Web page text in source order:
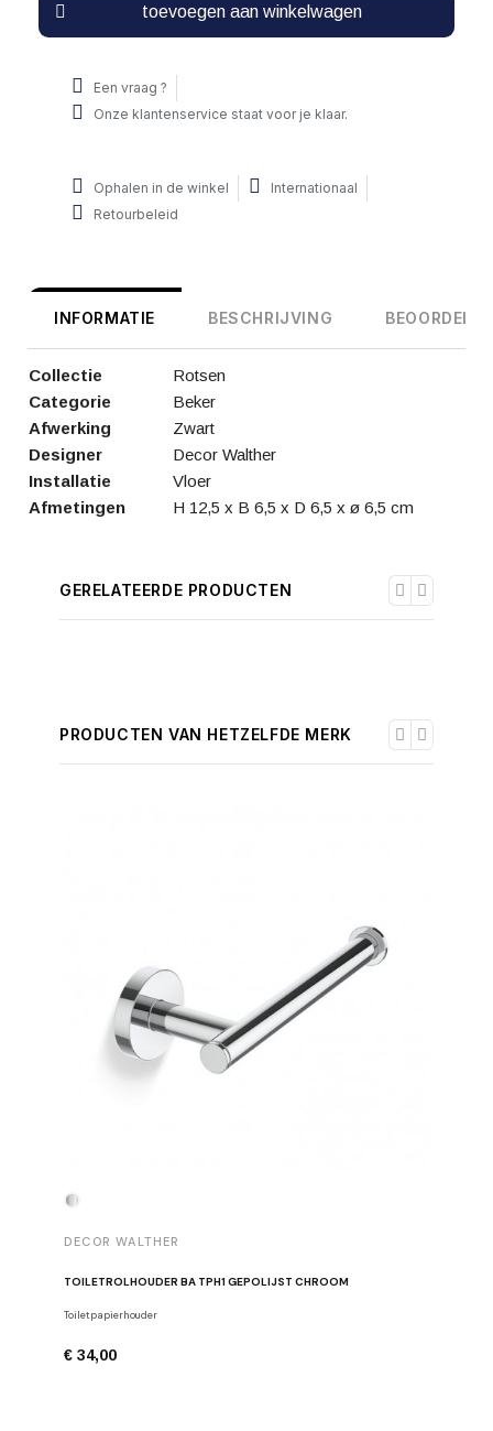
toevoegen aan winkelwagen
Een vraag ?
Onze klantenservice staat voor je klaar.
Ophalen in de winkel
Internationaal
Retourbeleid
INFORMATIE BESCHRIJVING
Collectie
Rotsen
Categorie
Beker
Afwerking
Zwart
Designer
Decor Walther
Installatie
Vloer
Afmetingen
H 12,5 x B 6,5 x D 6,5 x ø 6,5 cm
GERELATEERDE PRODUCTEN
PRODUCTEN VAN HETZELFDE MERK
DECOR WALTHER
TOILETROLHOUDER BA TPH1 GEPOLIJST CHROOM
Toiletpapierhouder
€ 34,00